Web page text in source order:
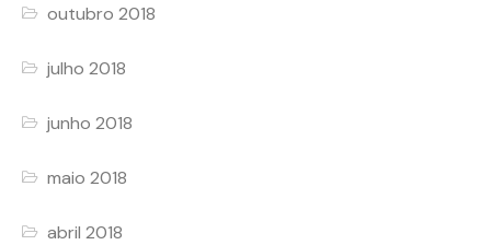
outubro 2018
julho 2018
junho 2018
maio 2018
abril 2018